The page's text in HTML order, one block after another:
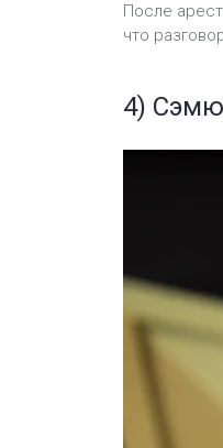
После
что
4)